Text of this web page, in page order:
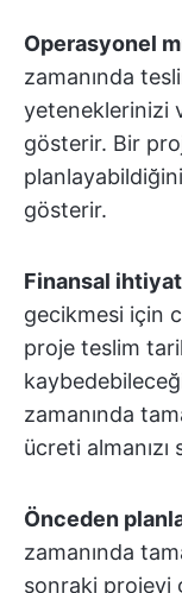
Operasyonel
zamanında
yeteneklerinizi
gösterir. Bir
gösterir.
Finansal ihtiyat
gecikmesi için
proje teslim
zamanında
ücreti almanızı
Önceden
zamanında
sonraki projeyi